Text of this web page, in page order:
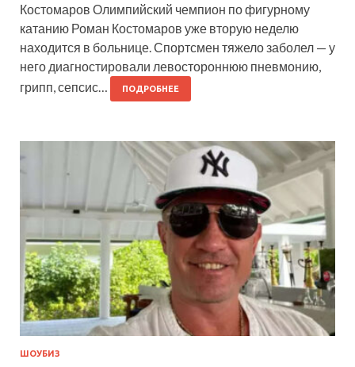
Костомаров Олимпийский чемпион по фигурному
катанию Роман Костомаров уже вторую неделю
находится в больнице. Спортсмен тяжело заболел — у
него диагностировали левостороннюю пневмонию,
грипп, сепсис…
ПОДРОБНЕЕ
ШОУБИЗ